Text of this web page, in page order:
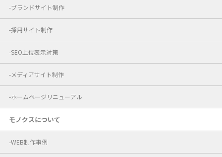
ブランドサイト制作
採用サイト制作
SEO上位表示対策
メディアサイト制作
ホームページリニューアル
モノクスについて
WEB制作事例